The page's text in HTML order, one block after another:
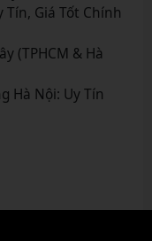
Tín, Giá Tốt Chính
(TPHCM & Hà
Hà Nội: Uy Tín